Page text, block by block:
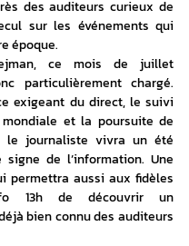
des auditeurs curieux de
sur les événements qui
époque.
ce mois de juillet
particulièrement chargé.
exigeant du direct, le suivi
mondiale et la poursuite de
le journaliste vivra un été
de l’information. Une
permettra aussi aux fidèles
13h de découvrir un
bien connu des auditeurs